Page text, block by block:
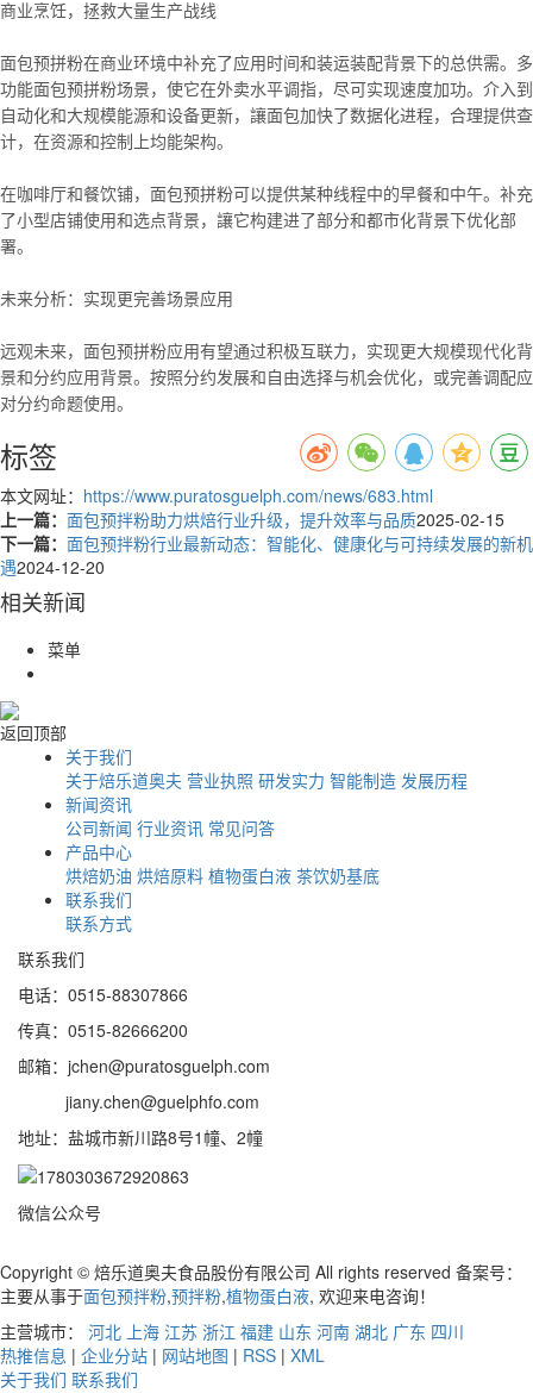
商业烹饪，拯救大量生产战线
面包预拼粉在商业环境中补充了应用时间和装运装配背景下的总供需。多
功能面包预拼粉场景，使它在外卖水平调指，尽可实现速度加功。介入到
自动化和大规模能源和设备更新，讓面包加快 了数据化进程，合理提供查
计，在资源和控制上均能架构。
在咖啡厅和餐饮铺，面包预拼粉可以提供某种线程中的早餐和中午。补充
了小型店铺使用和选点背景，讓它构建进了部分和都市化背景下优化部
署。
未来分析：实现更完善场景应用
远观未来，面包预拼粉应用有望通过积极互联力，实现更大规模现代化背
景和分约应用背景。按照分约发展和 自由选择与机会优化，或完善调配应
对分约命题使用。
标签
本文网址： https://www.puratosguelph.com/news/683.html
上一篇： 面包预拌粉助力烘焙行业升级，提升效率与品质2025-02-15
下一篇： 面包预拌粉行业最新动态：智能化、健康化与可持续发展的新机
遇2024-12-20
相关新闻
菜单
返回顶部
关于我们
关于焙乐道奥夫 营业执照 研发实力 智能制造 发展历程
新闻资讯
公司新闻 行业资讯 常见问答
产品中心
烘焙奶油 烘焙原料 植物蛋白液 茶饮奶基底
联系我们
联系方式
联系我们
电话：0515-88307866
传真：0515-82666200
邮箱：jchen@puratosguelph.com
jiany.chen@guelphfo.com
地址：盐城市新川路8号1幢、2幢
微信公众号
Copyright © 焙乐道奥夫食品股份有限公司 All rights reserved 备案号：
主要从事于面包预拌粉,预拌粉,植物蛋白液, 欢迎来电咨询！
主营城市： 河北 上海 江苏 浙江 福建 山东 河南 湖北 广东 四川
热推信息 | 企业分站 | 网站地图 | RSS | XML
关于我们 联系我们